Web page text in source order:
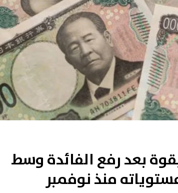
بقوة بعد رفع الفائدة وسط
منذ نوفمبر